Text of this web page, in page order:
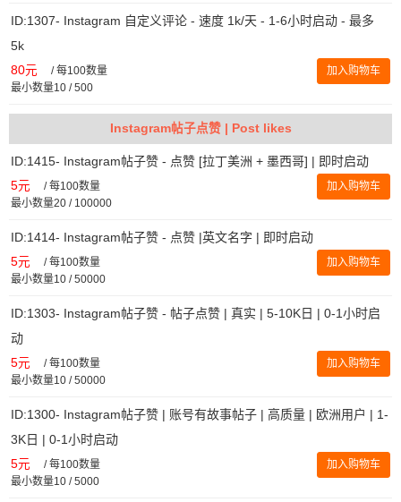
ID:1307- Instagram 自定义评论 - 速度 1k/天 - 1-6小时启动 - 最多
5k
80元 /每100数量
最小数量10 / 500
加入购物车
Instagram帖子点赞 | Post likes
ID:1415- Instagram帖子赞 - 点赞 [拉丁美洲 + 墨西哥] | 即时启动
5元 /每100数量
最小数量20 / 100000
加入购物车
ID:1414- Instagram帖子赞 - 点赞 |英文名字 | 即时启动
5元 /每100数量
最小数量10 / 50000
加入购物车
ID:1303- Instagram帖子赞 - 帖子点赞 | 真实 | 5-10K日 | 0-1小时启
动
5元 /每100数量
最小数量10 / 50000
加入购物车
ID:1300- Instagram帖子赞 | 账号有故事帖子 | 高质量 | 欧洲用户 | 1-
3K日 | 0-1小时启动
5元 /每100数量
最小数量10 / 5000
加入购物车